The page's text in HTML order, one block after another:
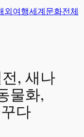
외여행세계문화전체
, 새나
물화,
다